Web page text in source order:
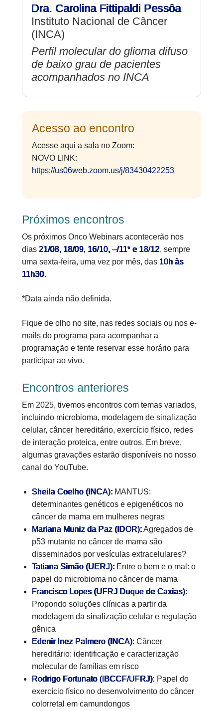
Dra. Carolina Fittipaldi Pessôa
Instituto Nacional de Câncer
(INCA)
Perfil molecular do glioma difuso
de baixo grau de pacientes
acompanhados no INCA
Acesso ao encontro
Acesse aqui a sala no Zoom:
NOVO LINK:
https://us06web.zoom.us/j/83430422253
Próximos encontros
Os próximos Onco Webinars acontecerão nos
dias 21/08, 18/09, 16/10, –/11* e 18/12, sempre
uma sexta-feira, uma vez por mês, das 10h às
11h30.
*Data ainda não definida.
Fique de olho no site, nas redes sociais ou nos e-
mails do programa para acompanhar a
programação e tente reservar esse horário para
participar ao vivo.
Encontros anteriores
Em 2025, tivemos encontros com temas variados,
incluindo microbioma, modelagem de sinalização
celular, câncer hereditário, exercício físico, redes
de interação proteica, entre outros. Em breve,
algumas gravações estarão disponíveis no nosso
canal do YouTube.
Sheila Coelho (INCA): MANTUS:
determinantes genéticos e epigenéticos no
câncer de mama em mulheres negras
Mariana Muniz da Paz (IDOR):Agregados de
p53 mutante no câncer de mama são
disseminados por vesículas extracelulares?
Tatiana Simão (UERJ): Entre o bem e o mal: o
papel do microbioma no câncer de mama
Francisco Lopes (UFRJ Duque de Caxias):
Propondo soluções clínicas a partir da
modelagem da sinalização celular e regulação
gênica
Edenir Inez Palmero (INCA): Câncer
hereditário: identificação e caracterização
molecular de famílias em risco
Rodrigo Fortunato (IBCCF/UFRJ): Papel do
exercício físico no desenvolvimento do câncer
colorretal em camundongos